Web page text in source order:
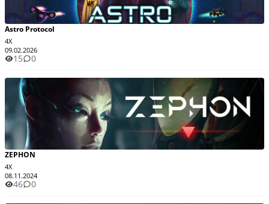
Astro Protocol
4X
09.02.2026
15 0
ZEPHON
4X
08.11.2024
46 0